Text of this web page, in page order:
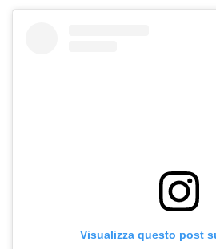
Visualizza questo post